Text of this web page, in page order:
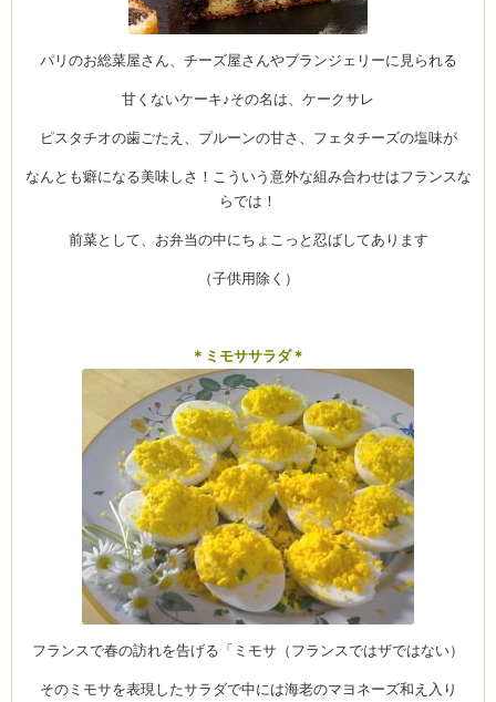
パリのお総菜屋さん、チーズ屋さんやブランジェリーに見られる
甘くないケーキ♪その名は、ケークサレ
ピスタチオの歯ごたえ、プルーンの甘さ、フェタチーズの塩味が
なんとも癖になる美味しさ！こういう意外な組み合わせはフランスな
らでは！
前菜として、お弁当の中にちょこっと忍ばしてあります
（子供用除く）
＊ミモササラダ＊
フランスで春の訪れを告げる「ミモサ（フランスではザではない）
そのミモサを表現したサラダで中には海老のマヨネーズ和え入り